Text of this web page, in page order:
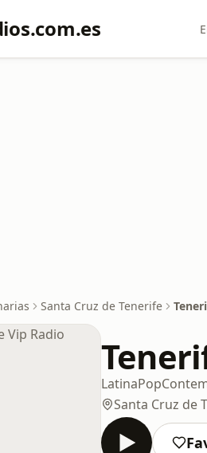
Santa Cruz de Tenerife
LatinaPop
Santa Cruz de